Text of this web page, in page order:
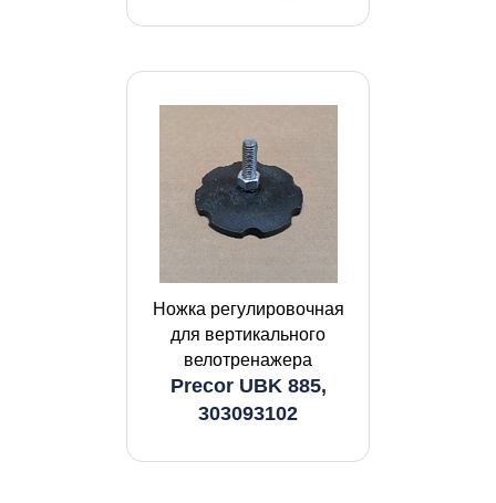
Ножка регулировочная
для вертикального
велотренажера
Precor UBK 885,
303093102